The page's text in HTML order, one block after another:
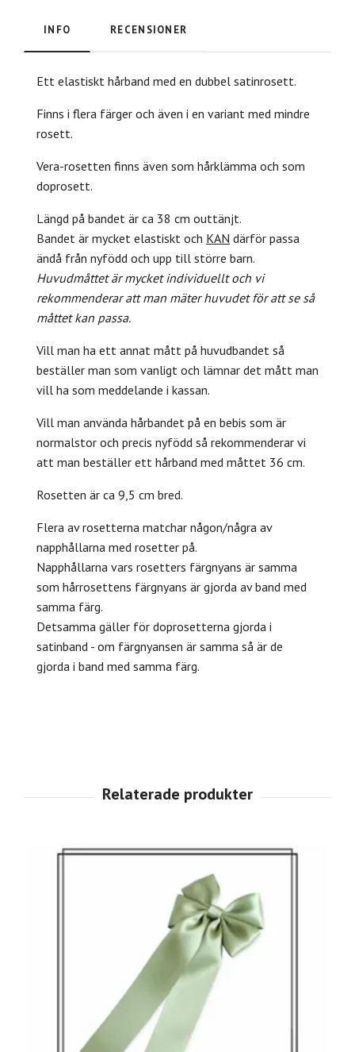
INFO RECENSIONER
Ett elastiskt hårband med en dubbel satinrosett.
Finns i flera färger och även i en variant med mindre
rosett.
Vera-rosetten finns även som hårklämma och som
doprosett.
Längd på bandet är ca 38 cm outtänjt.
Bandet är mycket elastiskt och KAN därför passa
ändå från nyfödd och upp till större barn.
Huvudmåttet är mycket individuellt och vi
rekommenderar att man mäter huvudet för att se så
måttet kan passa.
Vill man ha ett annat mått på huvudbandet så
beställer man som vanligt och lämnar det mått man
vill ha som meddelande i kassan.
Vill man använda hårbandet på en bebis som är
normalstor och precis nyfödd så rekommenderar vi
att man beställer ett hårband med måttet 36 cm.
Rosetten är ca 9,5 cm bred.
Flera av rosetterna matchar någon/några av
napphållarna med rosetter på.
Napphållarna vars rosetters färgnyans är samma
som hårrosettens färgnyans är gjorda av band med
samma färg.
Detsamma gäller för doprosetterna gjorda i
satinband - om färgnyansen är samma så är de
gjorda i band med samma färg.